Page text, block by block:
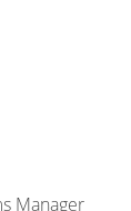
Manager